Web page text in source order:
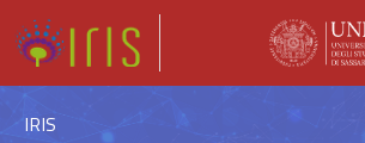
IRIS